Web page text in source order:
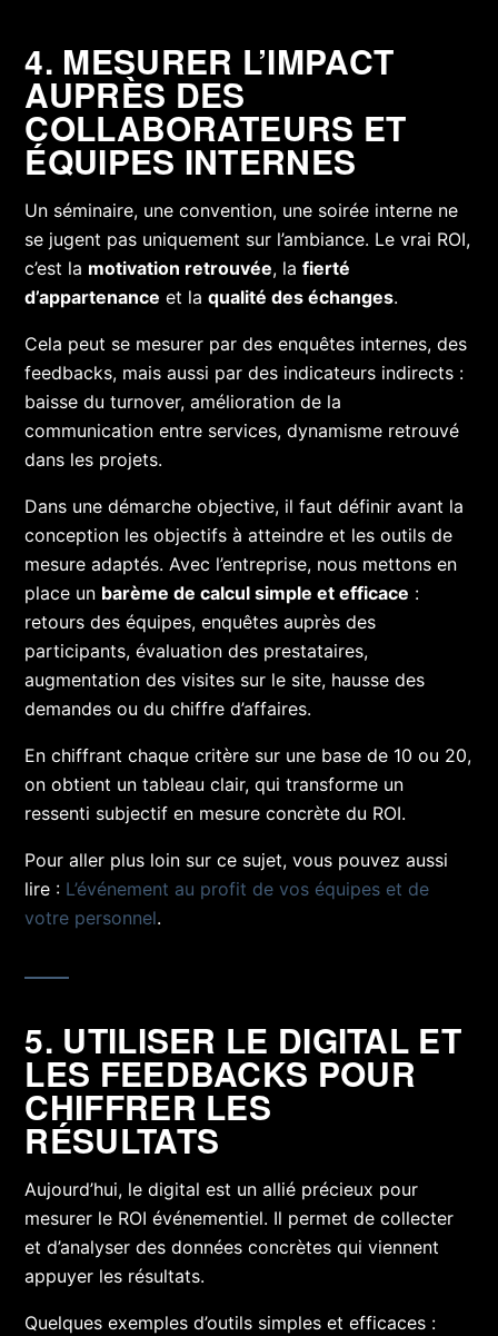
4. MESURER L’IMPACT
AUPRÈS DES
COLLABORATEURS ET
ÉQUIPES INTERNES
Un séminaire, une convention, une soirée interne ne
se jugent pas uniquement sur l’ambiance. Le vrai ROI,
c’est la motivation retrouvée, lafierté
d’appartenance et laqualité des échanges.
Cela peut se mesurer par des enquêtes internes, des
feedbacks, mais aussi par des indicateurs indirects :
baisse du turnover, amélioration de la
communication entre services, dynamisme retrouvé
dans les projets.
Dans une démarche objective, il faut définir avant la
conception les objectifs à atteindre et les outils de
mesure adaptés. Avec l’entreprise, nous mettons en
place un barème de calcul simple et efficace :
retours des équipes, enquêtes auprès des
participants, évaluation des prestataires,
augmentation des visites sur le site, hausse des
demandes ou du chiffre d’affaires.
En chiffrant chaque critère sur une base de 10 ou 20,
on obtient un tableau clair, qui transforme un
ressenti subjectif en mesure concrète du ROI.
Pour aller plus loin sur ce sujet, vous pouvez aussi
lire : L’événement au profit de vos équipes et de
votre personnel.
5. UTILISER LE DIGITAL ET
LES FEEDBACKS POUR
CHIFFRER LES
RÉSULTATS
Aujourd’hui, le digital est un allié précieux pour
mesurer le ROI événementiel. Il permet de collecter
et d’analyser des données concrètes qui viennent
appuyer les résultats.
Quelques exemples d’outils simples et efficaces :